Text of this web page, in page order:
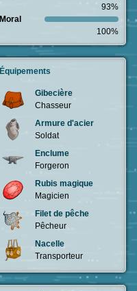
93%
Moral
100%
Équipements
Gibecière
Chasseur
Armure d'acier
Soldat
Enclume
Forgeron
Rubis magique
Magicien
Filet de pêche
Pêcheur
Nacelle
Transporteur